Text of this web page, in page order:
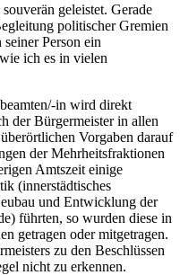
geleistet. Gerade
politischer Gremien
Person ein
ich es in vielen
in wird direkt
der Bürgermeister in allen
Vorgaben darauf
der Mehrheitsfraktionen
Amtszeit einige
(innerstädtisches
und Entwicklung der
führten, so wurden diese in
getragen oder mitgetragen.
zu den Beschlüssen
nicht zu erkennen.